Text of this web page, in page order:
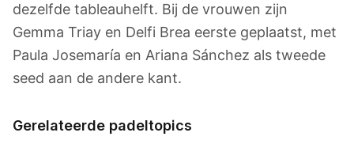
dezelfde tableauhelft. Bij de vrouwen zijn
Gemma Triay en Delfi Brea eerste geplaatst, met
Paula Josemaría en Ariana Sánchez als tweede
seed aan de andere kant.
Gerelateerde padeltopics